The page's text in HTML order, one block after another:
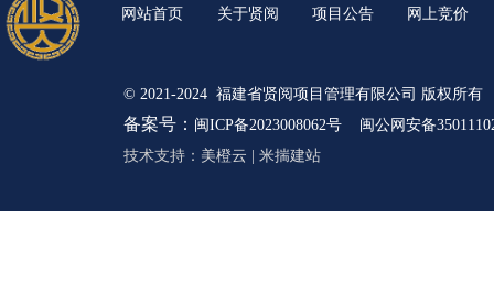
© 2021-2024 福建省贤阅项目管理有限公司 版权所有
备案号： 闽ICP备2023008062号
闽公网安备
技术支持： 美橙云 米揣建站
网站首页 关于贤阅 项目公告 网上竞价